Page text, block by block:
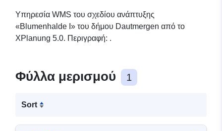
Υπηρεσία WMS του σχεδίου ανάπτυξης
«Blumenhalde I» του δήμου Dautmergen από το
XPlanung 5.0. Περιγραφή: .
Φύλλα μερισμού 1
Sort